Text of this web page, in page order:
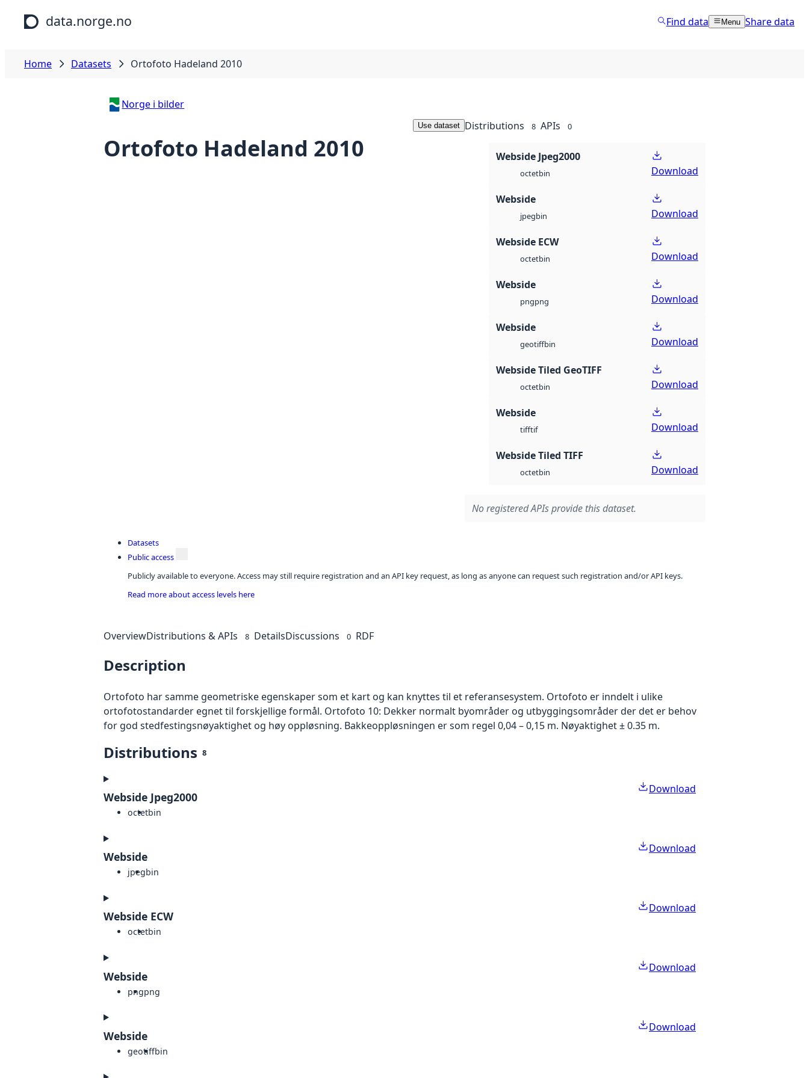
Skip to main content
data.norge.no Find data Menu Share data
Home Datasets Ortofoto Hadeland 2010
Norge i bilder
Ortofoto Hadeland 2010
Use dataset Distributions 8 APIs 0
Webside Jpeg2000
octetbin Download
Webside
jpegbin Download
Webside ECW
octetbin Download
Webside
pngpng Download
Webside
geotiffbin Download
Webside Tiled GeoTIFF
octetbin Download
Webside
tifftif Download
Webside Tiled TIFF
octetbin Download
No registered APIs provide this dataset.
Datasets
Public access
Publicly available to everyone. Access may still require registration and an API key request, as long as anyone can request such registration and/or API keys.
Read more about access levels here
OverviewDistributions & APIs 8 DetailsDiscussions 0 RDF
Description
Ortofoto har samme geometriske egenskaper som et kart og kan knyttes til et referansesystem. Ortofoto er inndelt i ulike
ortofotostandarder egnet til forskjellige formål. Ortofoto 10: Dekker normalt byområder og utbyggingsområder der det er behov
for god stedfestingsnøyaktighet og høy oppløsning. Bakkeoppløsningen er som regel 0,04 – 0,15 m. Nøyaktighet ± 0.35 m.
Distributions 8
Webside Jpeg2000
octetbin
Download
Webside
jpegbin
Download
Webside ECW
octetbin
Download
Webside
pngpng
Download
Webside
geotiffbin
Download